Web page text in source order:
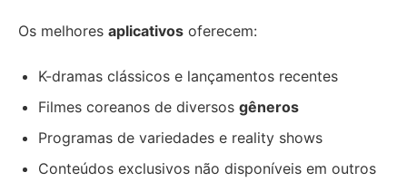
Os melhores aplicativos oferecem:
K-dramas clássicos e lançamentos recentes
Filmes coreanos de diversos gêneros
Programas de variedades e reality shows
Conteúdos exclusivos não disponíveis em outros